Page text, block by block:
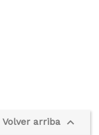
Volver arriba 